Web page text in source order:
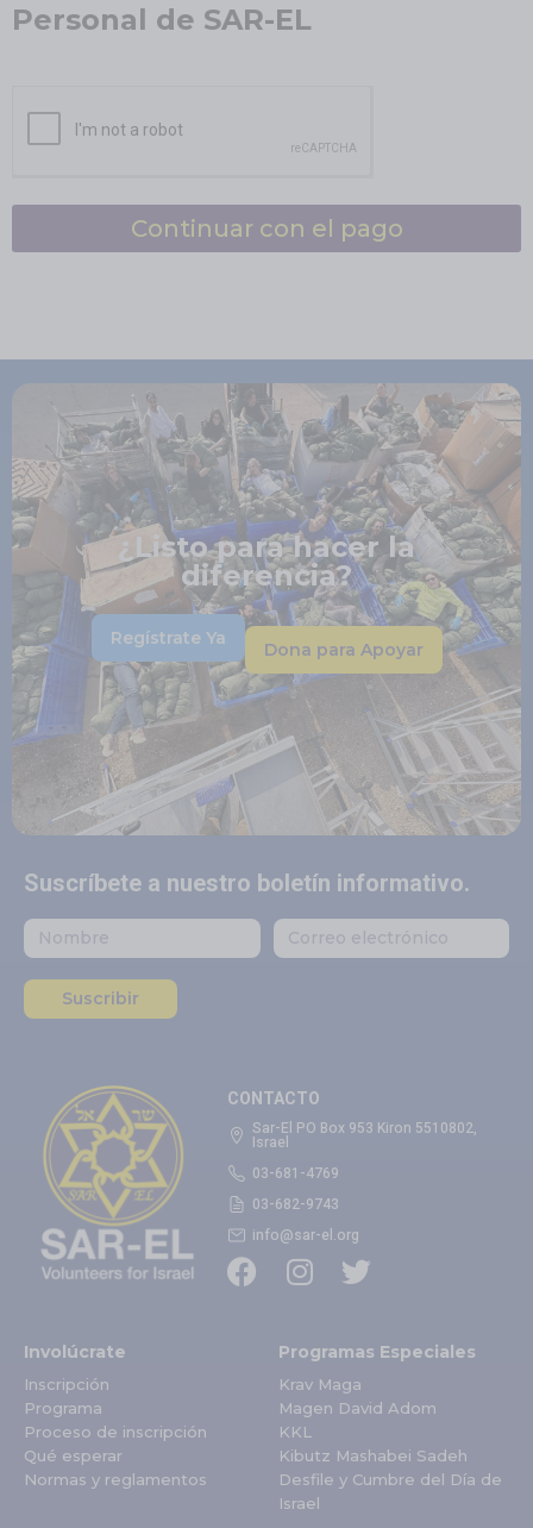
Personal de SAR-EL
Continuar con el pago
¿Listo para hacer la
diferencia?
Regístrate Ya
Dona para Apoyar
Suscríbete a nuestro boletín informativo.
Suscribir
CONTACTO
Sar-El PO Box 953 Kiron 5510802,
Israel
03-681-4769
03-682-9743
info@sar-el.org
Involúcrate
Inscripción
Programa
Proceso de inscripción
Qué esperar
Normas y reglamentos
Programas Especiales
Krav Maga
Magen David Adom
KKL
Kibutz Mashabei Sadeh
Desfile y Cumbre del Día de
Israel